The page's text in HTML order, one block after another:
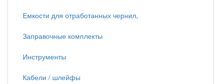
Емкости для отработанных чернил,
Заправочные комплекты
Инструменты
Кабели / шлейфы